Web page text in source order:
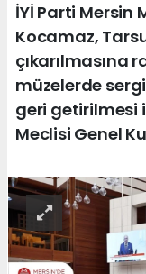
İYİ Parti Mersin
Kocamaz,
çıkarılmasına
müzelerde
geri getirilmesi
Meclisi Genel